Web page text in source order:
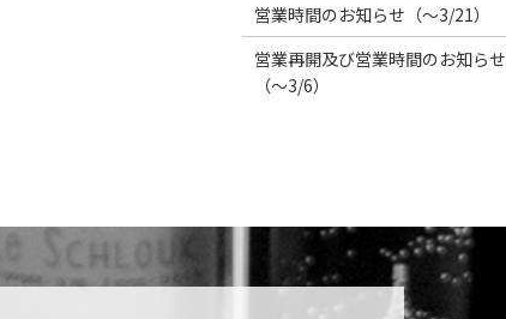
営業時間のお知らせ（〜3/21）
営業再開及び営業時間のお知らせ
（〜3/6）